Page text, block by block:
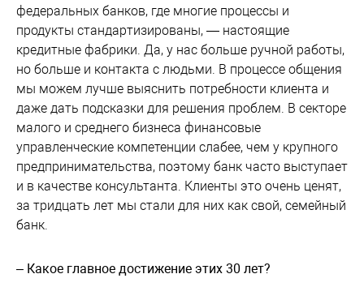
федеральных банков, где многие процессы и
продукты стандартизированы, — настоящие
кредитные фабрики. Да, у нас больше ручной работы,
но больше и контакта с людьми. В процессе общения
мы можем лучше выяснить потребности клиента и
даже дать подсказки для решения проблем. В секторе
малого и среднего бизнеса финансовые
управленческие компетенции слабее, чем у крупного
предпринимательства, поэтому банк часто выступает
и в качестве консультанта. Клиенты это очень ценят,
за тридцать лет мы стали для них как свой, семейный
банк.
– Какое главное достижение этих 30 лет?